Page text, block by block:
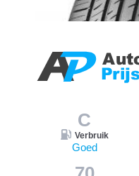
C
Verbruik
Goed